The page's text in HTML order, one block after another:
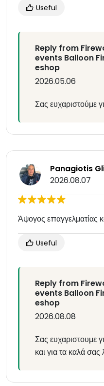
Useful
Reply from
events Balloon
eshop
2026.05.06
Σας ευχαριστούμε
Panagiotis
2026.08.07
Άψογος επαγγελματίας
Useful
Reply from
events Balloon
eshop
2026.08.08
Σας ευχαριστουμε
και για τα καλά σας